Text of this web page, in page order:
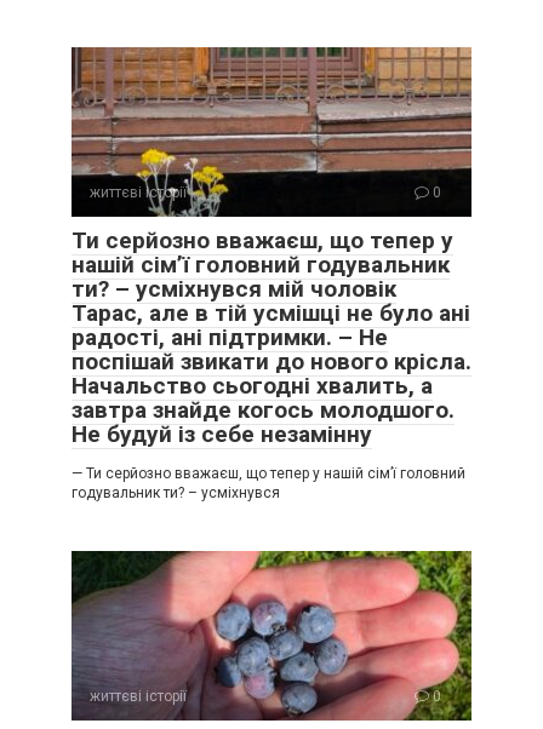
життєві історії 0
Ти серйозно вважаєш, що тепер у
нашій сім’ї головний годувальник
ти? – усміхнувся мій чоловік
Тарас, але в тій усмішці не було ані
радості, ані підтримки. – Не
поспішай звикати до нового крісла.
Начальство сьогодні хвалить, а
завтра знайде когось молодшого.
Не будуй із себе незамінну
— Ти серйозно вважаєш, що тепер у нашій сім’ї головний
годувальник ти? – усміхнувся
життєві історії 0